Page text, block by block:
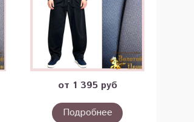
от 1 395 руб
Подробнее